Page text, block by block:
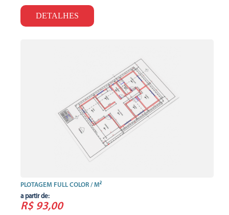
DETALHES
PLOTAGEM FULL COLOR / M²
a partir de:
R$ 93,00